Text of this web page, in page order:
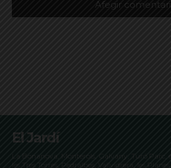
El Jardí
La Bonanova, Monterols, Galvany, Turó Parc,
les Tres Torres, Pedralbes, Vallvidrera, les